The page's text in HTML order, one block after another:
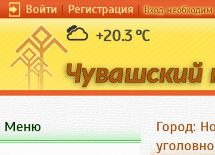
Войти|Регистрация|Вход
+20.3 °C
Город:
Меню